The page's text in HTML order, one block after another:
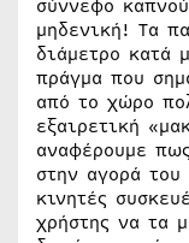
σύννεφο
μηδενική! Τα
διάμετρο κατά
πράγμα που
από το χώρο
εξαιρετική
αναφέρουμε
στην αγορά
κινητές
χρήστης να τα